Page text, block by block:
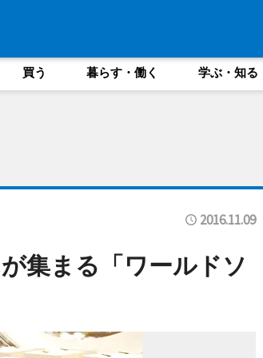
買う 暮らす・働く 学ぶ・知る
2016.11.09
集まる「ワールドソ